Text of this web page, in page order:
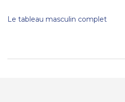
Le tableau masculin complet